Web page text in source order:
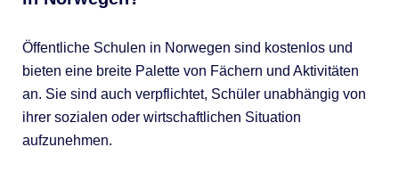
Öffentliche Schulen in Norwegen sind kostenlos und
bieten eine breite Palette von Fächern und Aktivitäten
an. Sie sind auch verpflichtet, Schüler unabhängig von
ihrer sozialen oder wirtschaftlichen Situation
aufzunehmen.